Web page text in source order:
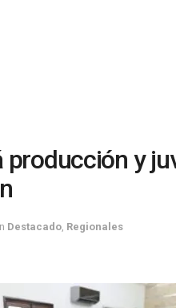
y
Destacado Regionales